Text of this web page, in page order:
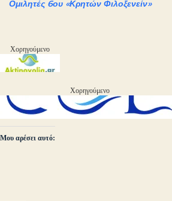
Ομιλητές 6ου «Κρητών Φιλοξενείν»
Χορηγούμενο
Χορηγούμενο
Μου αρέσει αυτό: